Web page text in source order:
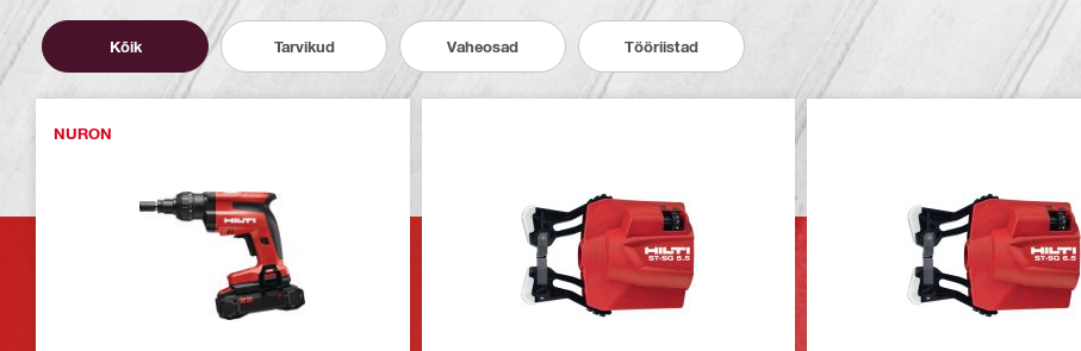
Kõik Tarvikud Vaheosad Tööriistad
NURON